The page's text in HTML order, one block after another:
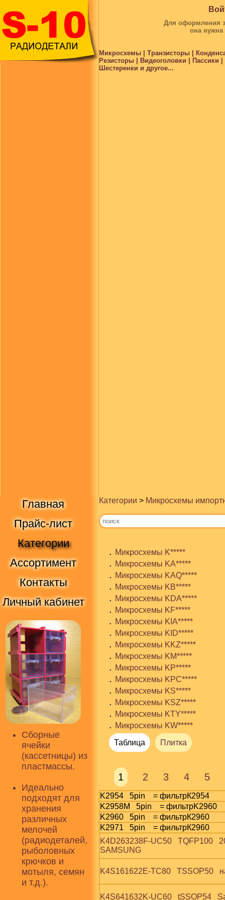
Для оформления
она
Микросхемы | Транзисторы |
Резисторы | Видеоголовки |
Шестеренки и другое...
Главная
Прайс-лист
Категории
Ассортимент
Контакты
Личный кабинет
Сборные
ячейки
(кассетницы) из
пластмассы.
Идеально
подходят для
хранения
различных
мелочей
(радиодеталей,
рыболовных
крючков и
мотыля, семян
и т.д.).
Категории > Микросхемы
. Микросхемы K*****
. Микросхемы KA*****
. Микросхемы KAQ*****
. Микросхемы KB*****
. Микросхемы KDA*****
. Микросхемы KF*****
. Микросхемы KIA*****
. Микросхемы KID*****
. Микросхемы KKZ*****
. Микросхемы KM*****
. Микросхемы KP*****
. Микросхемы KPC*****
. Микросхемы KS*****
. Микросхемы KSZ*****
. Микросхемы KTY*****
. Микросхемы KW*****
Таблица
Плитка
1 2 3 4 5
K2954   5pin    = фильтрК2954
K2958M   5pin    = фильтрK2960
K2960   5pin    = фильтрК2960
K2971   5pin    = фильтрК2960
K4D263238F-UC50   TQFP100
SAMSUNG
K4S161622E-TC80   TSSOP50
K4S641632K-UC60   tSSOP54